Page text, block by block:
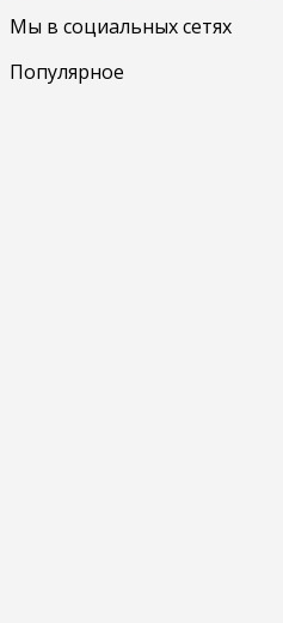
Мы в социальных сетях
Популярное